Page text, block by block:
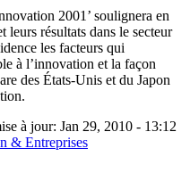
2001’ soulignera en
leurs résultats dans le secteur
les facteurs qui
à l’innovation et la façon
des États-Unis et du Japon
à jour: Jan 29, 2010 - 13:12
& Entreprises